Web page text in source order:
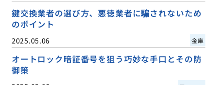
鍵交換業者の選び方、悪徳業者に騙されないため
のポイント
2025.05.06 金庫
オートロック暗証番号を狙う巧妙な手口とその防
御策